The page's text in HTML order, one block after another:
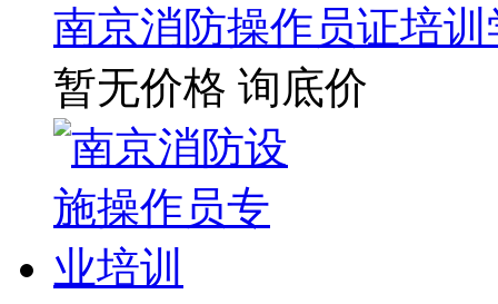
南京消防操作员证培训
暂无价格 询底价